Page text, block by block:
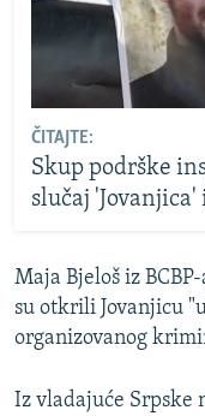
ČITAJTE:
Skup podrške
slučaj 'Jovanjica'
Maja Bjeloš iz
su otkrili Jovanjicu
organizovanog
Iz vladajuće Srpske